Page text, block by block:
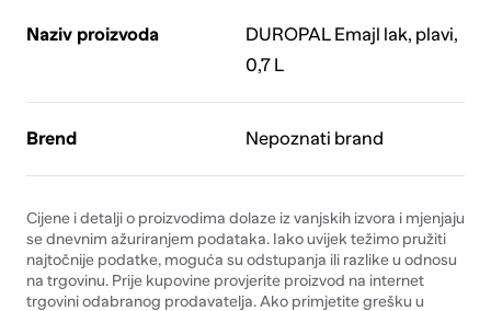
Naziv proizvoda
DUROPAL Emajl lak, plavi,
0,7 L
Brend Nepoznati brand
Cijene i detalji o proizvodima dolaze iz vanjskih izvora i mjenjaju
se dnevnim ažuriranjem podataka. Iako uvijek težimo pružiti
najtočnije podatke, moguća su odstupanja ili razlike u odnosu
na trgovinu. Prije kupovine provjerite proizvod na internet
trgovini odabranog prodavatelja. Ako primjetite grešku u